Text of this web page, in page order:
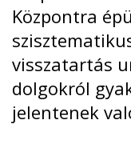
Központra
visszatartás
dolgokról
jelentenek